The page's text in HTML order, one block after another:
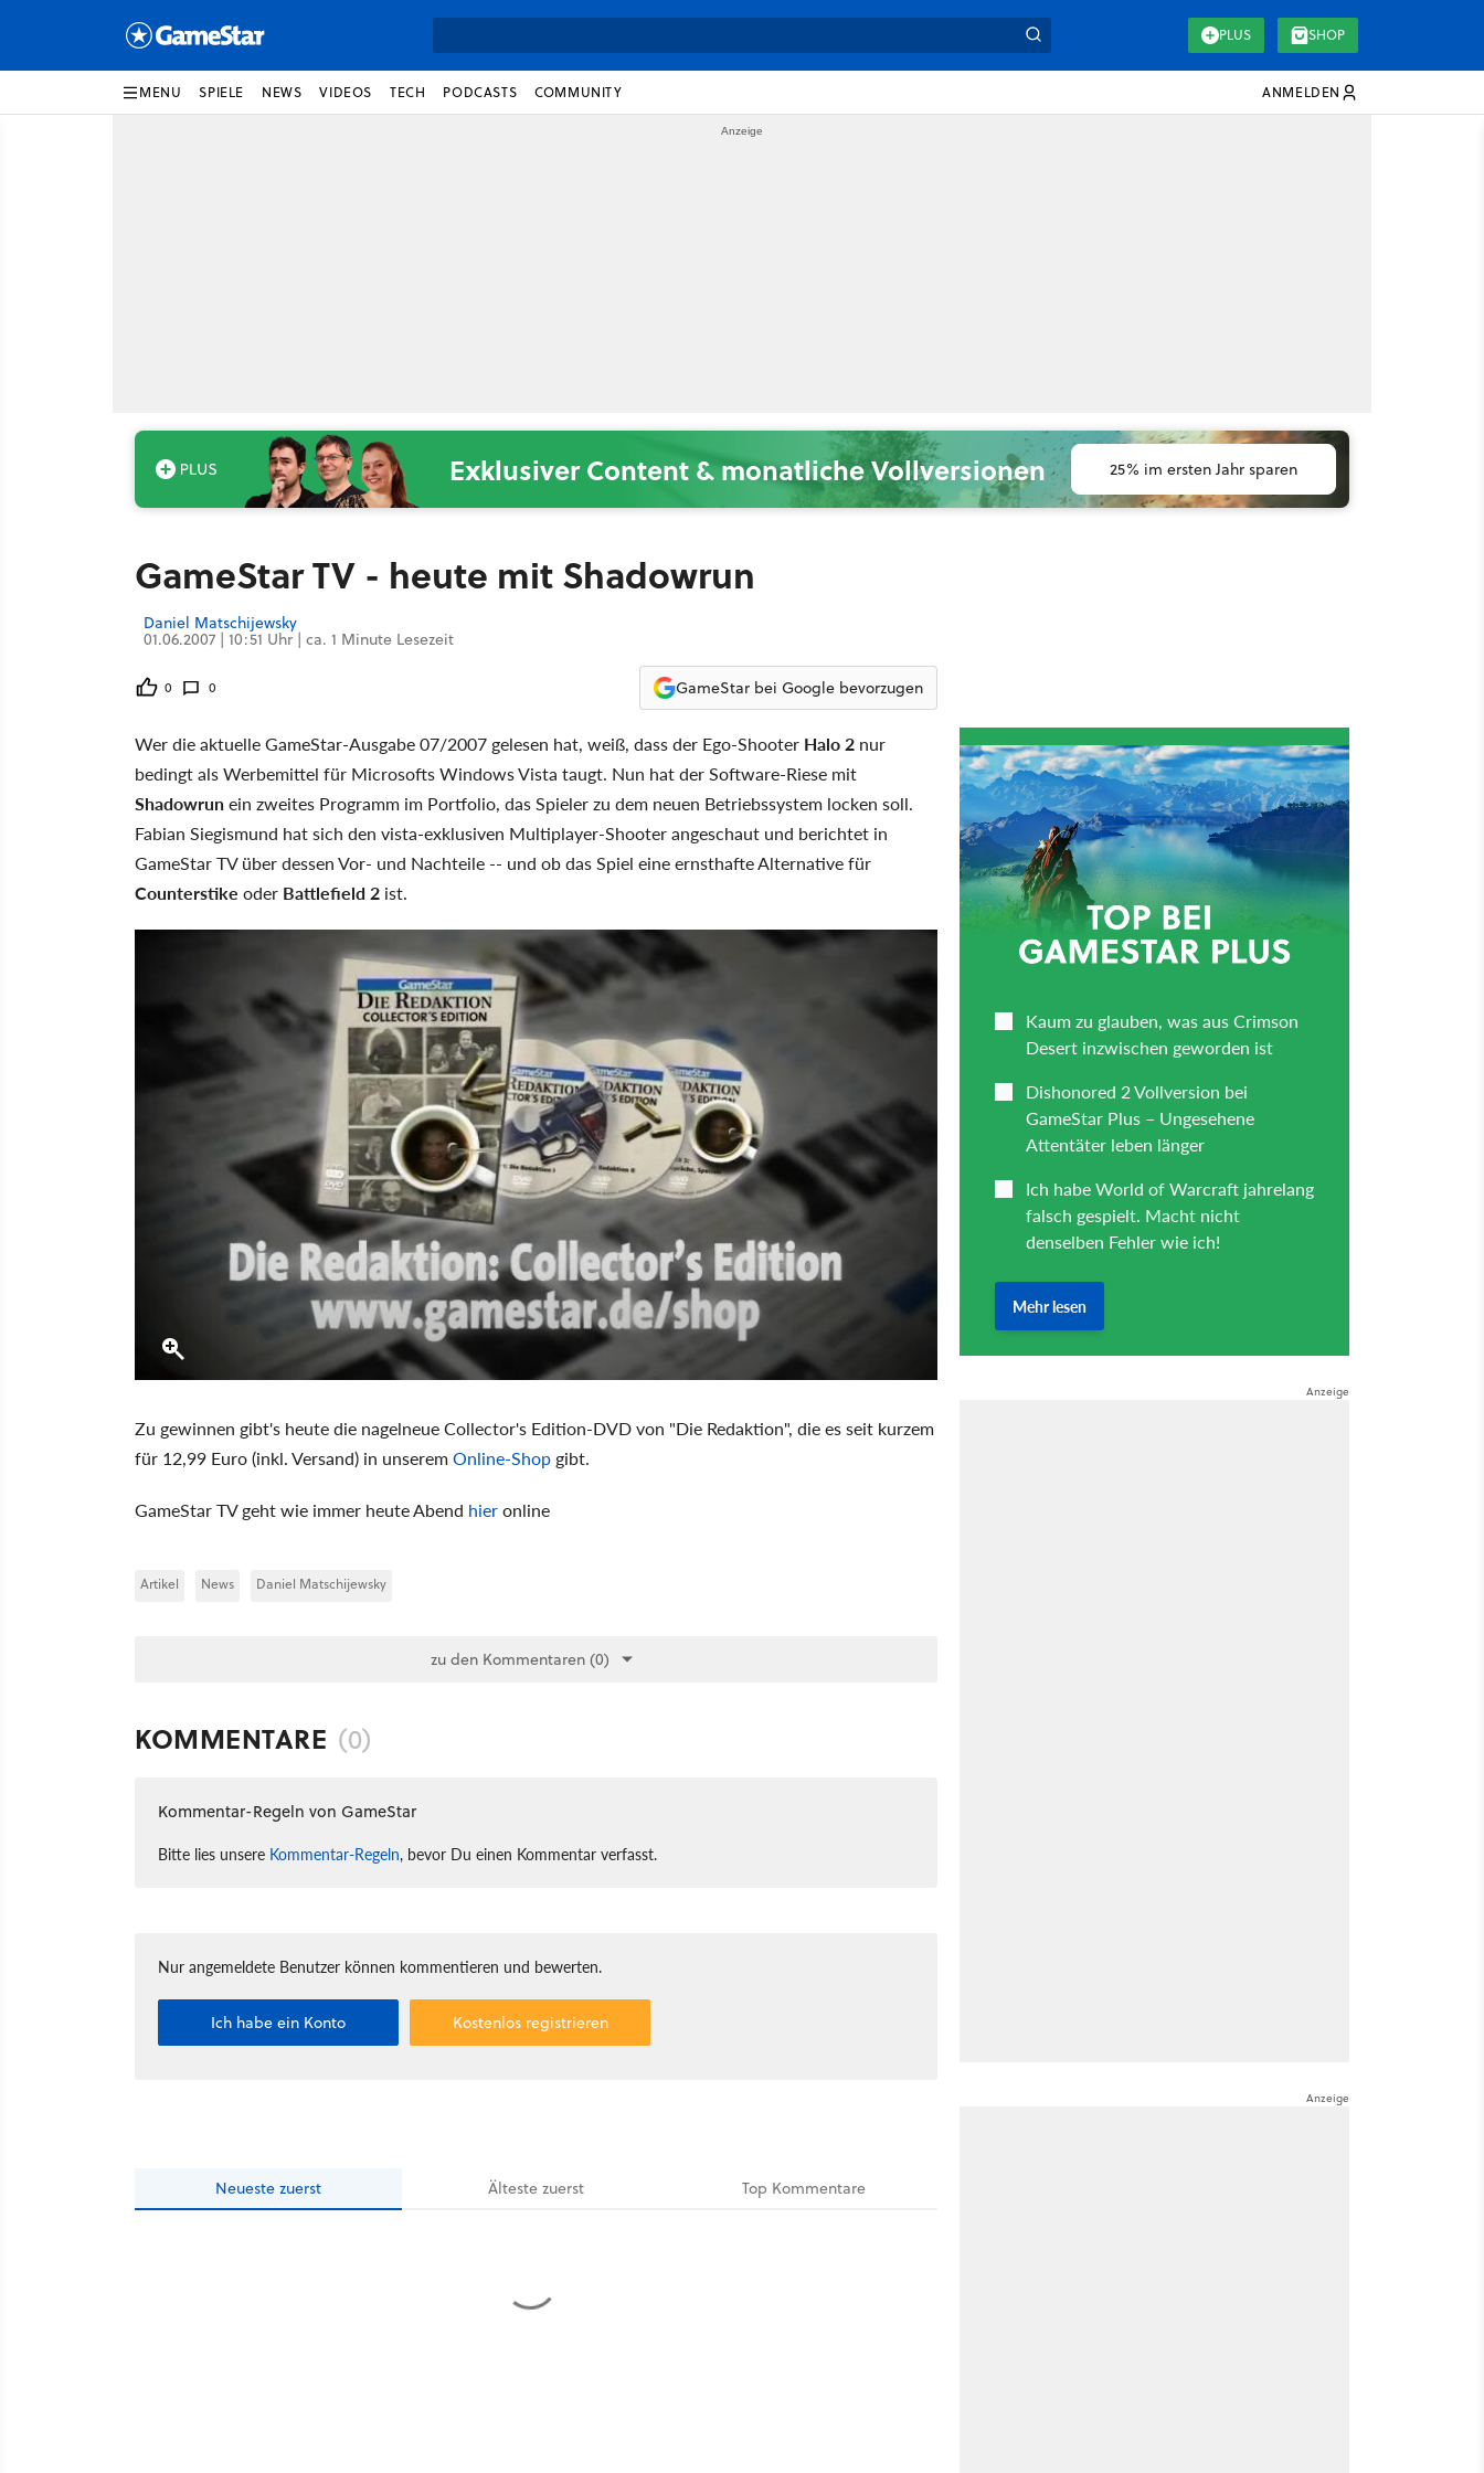
PLUS SHOP
MENU SPIELE NEWS VIDEOS TECH PODCASTS COMMUNITY ANMELDEN
Exklusiver Content & monatliche Vollversionen 25% im ersten Jahr sparen
GameStar TV - heute mit Shadowrun
Daniel Matschijewsky
01.06.2007 | 10:51 Uhr | ca. 1 Minute Lesezeit
0 0 GameStar bei Google bevorzugen
Wer die aktuelle GameStar-Ausgabe 07/2007 gelesen hat, weiß, dass der Ego-Shooter Halo 2 nur
bedingt als Werbemittel für Microsofts Windows Vista taugt. Nun hat der Software-Riese mit
Shadowrunein zweites Programm im Portfolio, das Spieler zu dem neuen Betriebssystem locken soll.
Fabian Siegismund hat sich den vista-exklusiven Multiplayer-Shooter angeschaut und berichtet in
GameStar TV über dessen Vor- und Nachteile -- und ob das Spiel eine ernsthafte Alternative für
Counterstike oder Battlefield 2 ist.
Zu gewinnen gibt's heute die nagelneue Collector's Edition-DVD von "Die Redaktion", die es seit kurzem
für 12,99 Euro (inkl. Versand) in unseremOnline-Shop gibt.
GameStar TV geht wie immer heute Abend hieronline
Artikel News Daniel Matschijewsky
zu den Kommentaren (0)
KOMMENTARE (0)
Kommentar-Regeln von GameStar
Bitte lies unsere Kommentar-Regeln, bevor Du einen Kommentar verfasst.
Nur angemeldete Benutzer können kommentieren und bewerten.
Ich habe ein Konto Kostenlos registrieren
Neueste zuerst Ältestezuerst Top Kommentare